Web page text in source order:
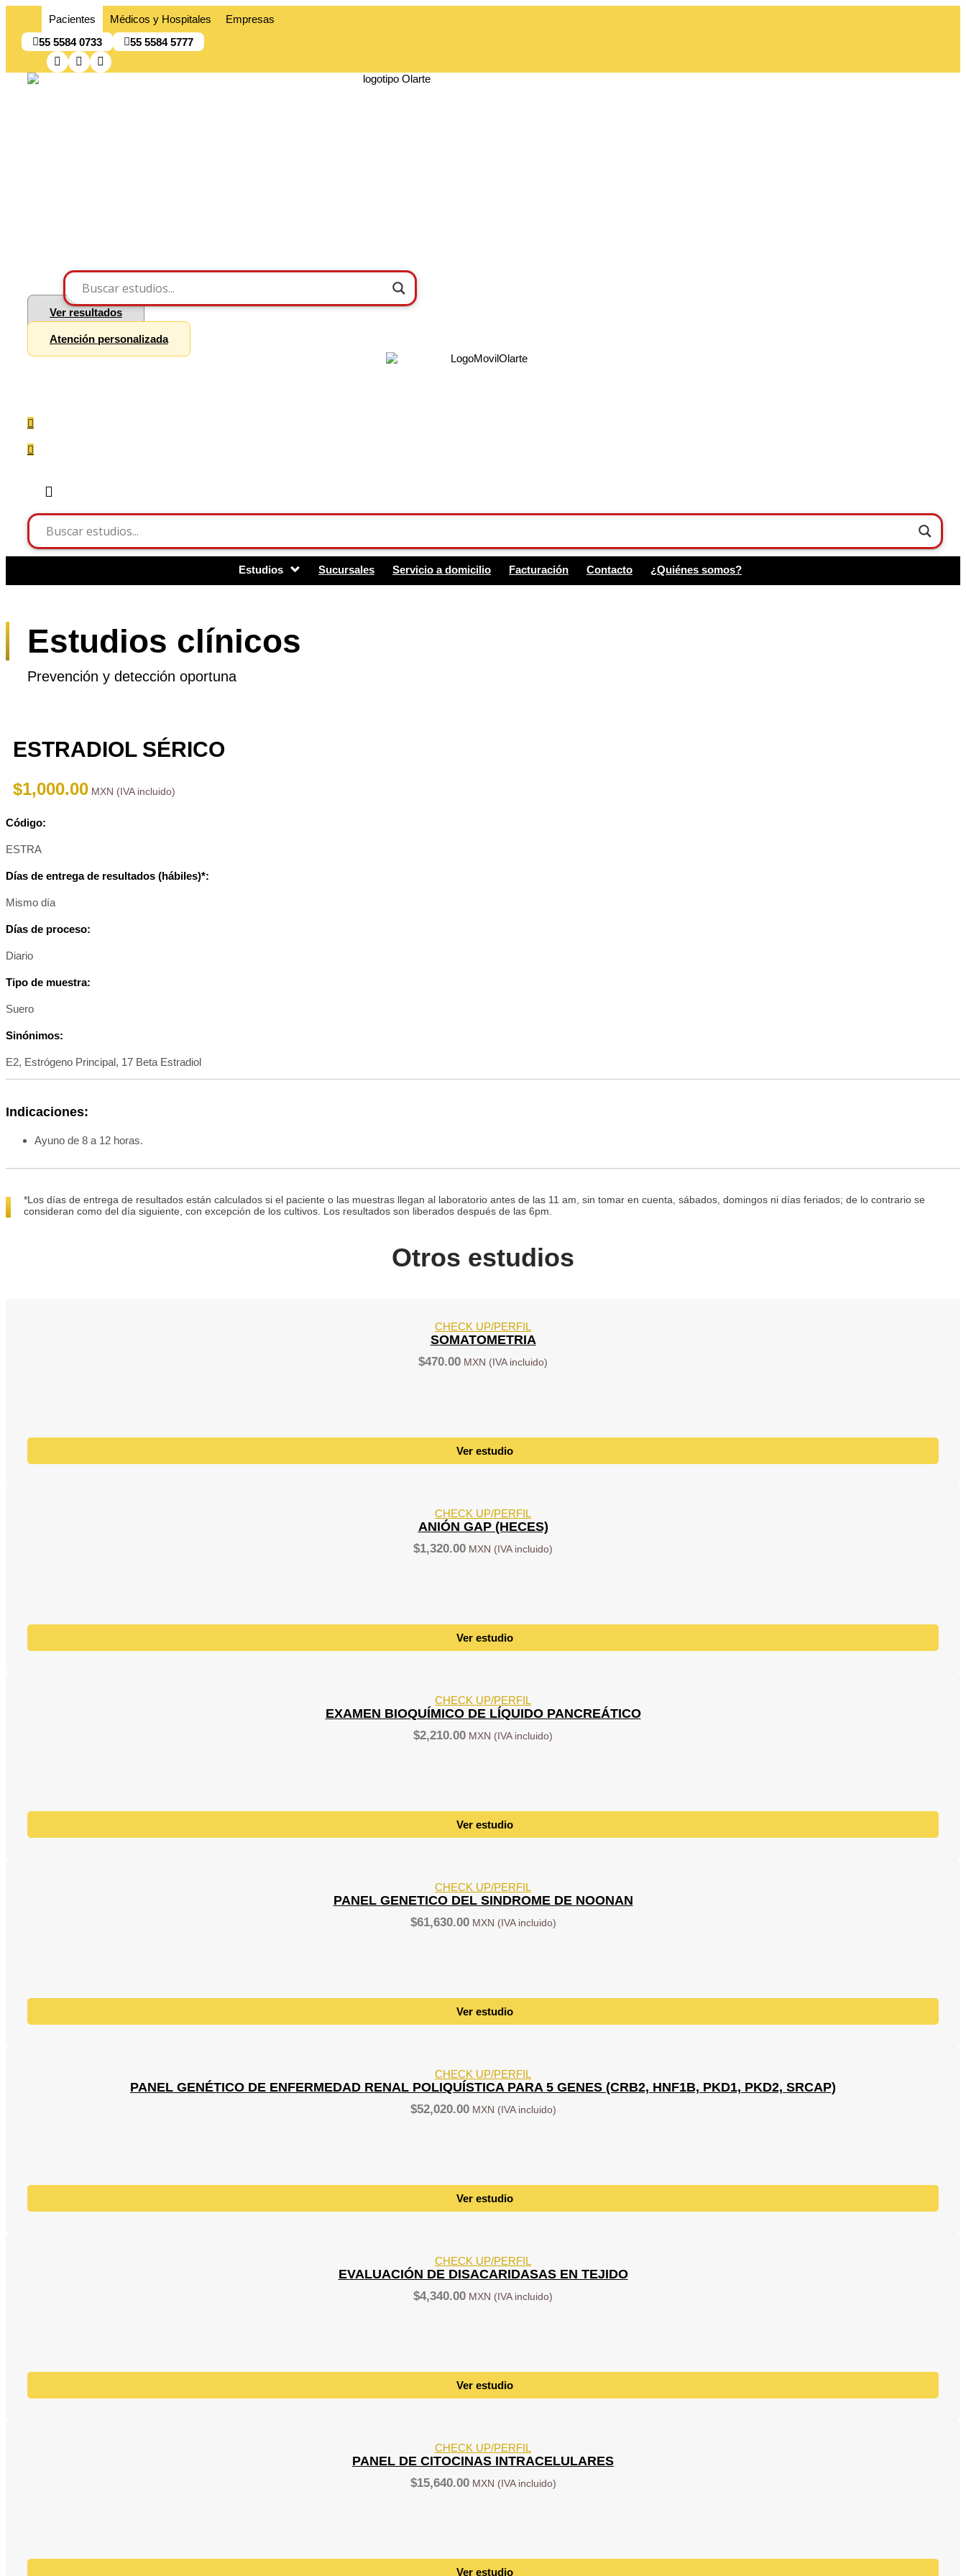
Pacientes Médicos y Hospitales
Empresas
55 5584 0733
55 5584 5777
Ver resultados
Atención personalizada
Estudios Sucursales Servicio a domicilio Facturación Contacto ¿Quiénes somos?
Estudios clínicos
Prevención y detección oportuna
ESTRADIOL SÉRICO
$1,000.00
Código:
ESTRA
Días de entrega de resultados (hábiles)*:
Mismo día
Días de proceso:
Diario
Tipo de muestra:
Suero
Sinónimos:
E2, Estrógeno Principal, 17 Beta Estradiol
Indicaciones:
Ayuno de 8 a 12 horas.
*Los días de entrega de resultados están calculados si el paciente o las muestras llegan al laboratorio antes de las 11 am, sin tomar en cuenta, sábados, domingos ni días feriados; de lo contrario se
consideran como del día siguiente, con excepción de los cultivos. Los resultados son liberados después de las 6pm.
Otros estudios
CHECK UP/PERFIL
SOMATOMETRIA
$470.00
Ver estudio
CHECK UP/PERFIL
ANIÓN GAP (HECES)
$1,320.00
Ver estudio
CHECK UP/PERFIL
EXAMEN BIOQUÍMICO DE LÍQUIDO PANCREÁTICO
$2,210.00
Ver estudio
CHECK UP/PERFIL
PANEL GENETICO DEL SINDROME DE NOONAN
$61,630.00
Ver estudio
CHECK UP/PERFIL
PANEL GENÉTICO DE ENFERMEDAD RENAL POLIQUÍSTICA PARA 5 GENES (CRB2, HNF1B, PKD1, PKD2, SRCAP)
$52,020.00
Ver estudio
CHECK UP/PERFIL
EVALUACIÓN DE DISACARIDASAS EN TEJIDO
$4,340.00
Ver estudio
CHECK UP/PERFIL
PANEL DE CITOCINAS INTRACELULARES
$15,640.00
Ver estudio